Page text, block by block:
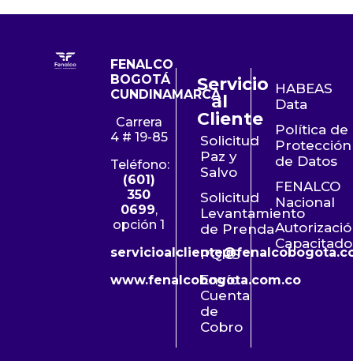
FENALCO
BOGOTÁ
CUNDINAMARCA
Carrera
4 # 19-85
Teléfono:
(601)
350
0699,
opción 1
www.fenalcobogota.com.co
Servicio
al
Cliente
Solicitud
Paz y
Salvo
Solicitud
Levantamiento
de Prenda
PQRS
Envío
Cuenta
de
Cobro
HABEAS
Data
Política de
Protección
de Datos
FENALCO
Nacional